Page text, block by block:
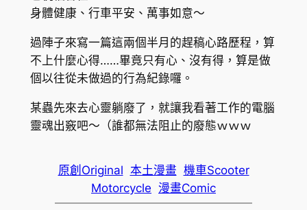
身體健康、行車平安、萬事如意～
過陣子來寫一篇這兩個半月的趕稿心路歷程，算
不上什麼心得……畢竟只有心、沒有得，算是做
個以往從未做過的行為紀錄囉。
某蟲先來去心靈躺廢了，就讓我看著工作的電腦
靈魂出竅吧～（誰都無法阻止的廢態ｗｗｗ
原創Original 本土漫畫 機車Scooter
Motorcycle 漫畫Comic